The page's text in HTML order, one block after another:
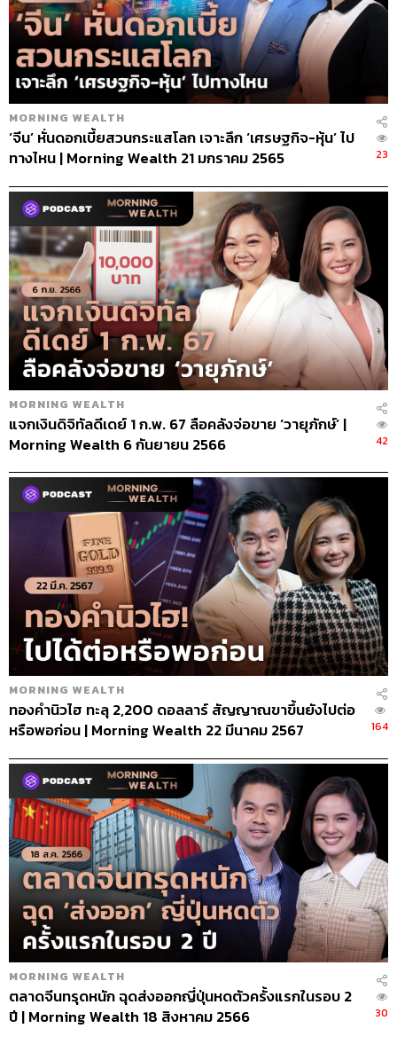
MORNING WEALTH
‘จีน’ หั่นดอกเบี้ยสวนกระแสโลก เจาะลึก ‘เศรษฐกิจ-หุ้น’ ไป
ทางไหน | Morning Wealth 21 มกราคม 2565
23
MORNING WEALTH
แจกเงินดิจิทัลดีเดย์ 1 ก.พ. 67 ลือคลังจ่อขาย ‘วายุภักษ์’ |
Morning Wealth 6 กันยายน 2566
42
MORNING WEALTH
ทองคำนิวไฮ ทะลุ 2,200 ดอลลาร์ สัญญาณขาขึ้นยังไปต่อ
หรือพอก่อน | Morning Wealth 22 มีนาคม 2567
164
MORNING WEALTH
ตลาดจีนทรุดหนัก ฉุดส่งออกญี่ปุ่นหดตัวครั้งแรกในรอบ 2
ปี | Morning Wealth 18 สิงหาคม 2566
30